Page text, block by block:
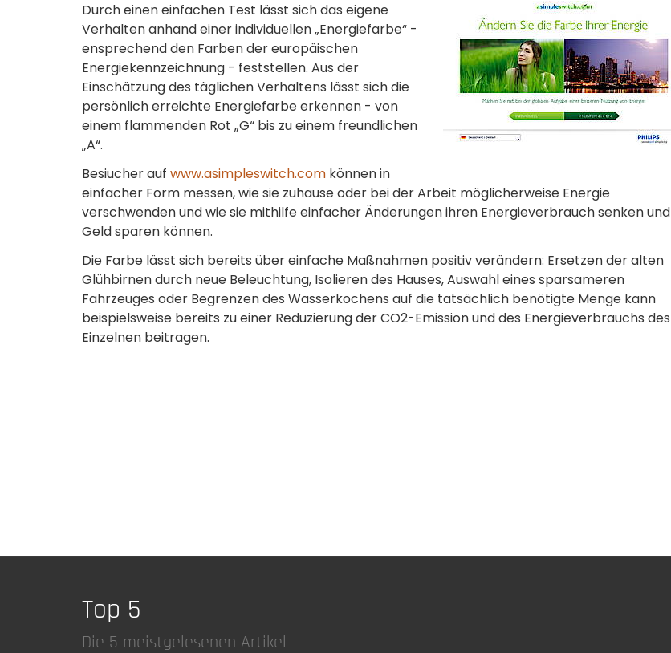
Durch einen einfachen Test lässt sich das eigene
Verhalten anhand einer individuellen „Energiefarbe“ -
ensprechend den Farben der europäischen
Energiekennzeichnung - feststellen. Aus der
Einschätzung des täglichen Verhaltens lässt sich die
persönlich erreichte Energiefarbe erkennen - von
einem flammenden Rot „G“ bis zu einem freundlichen
„A“.
Besiucher auf www.asimpleswitch.com können in
einfacher Form messen, wie sie zuhause oder bei der Arbeit möglicherweise Energie
verschwenden und wie sie mithilfe einfacher Änderungen ihren Energieverbrauch senken und
Geld sparen können.
Die Farbe lässt sich bereits über einfache Maßnahmen positiv verändern: Ersetzen der alten
Glühbirnen durch neue Beleuchtung, Isolieren des Hauses, Auswahl eines sparsameren
Fahrzeuges oder Begrenzen des Wasserkochens auf die tatsächlich benötigte Menge kann
beispielsweise bereits zu einer Reduzierung der CO2-Emission und des Energieverbrauchs des
Einzelnen beitragen.
Top 5
Die 5 meistgelesenen Artikel